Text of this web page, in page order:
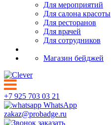
Для мероприятий
Для салона красоты
Для ресторанов
Для врачей
Для сотрудников
Магазин бейджей
+7 925 703 03 21
WhatsApp
zakaz@probadge.ru
заказать